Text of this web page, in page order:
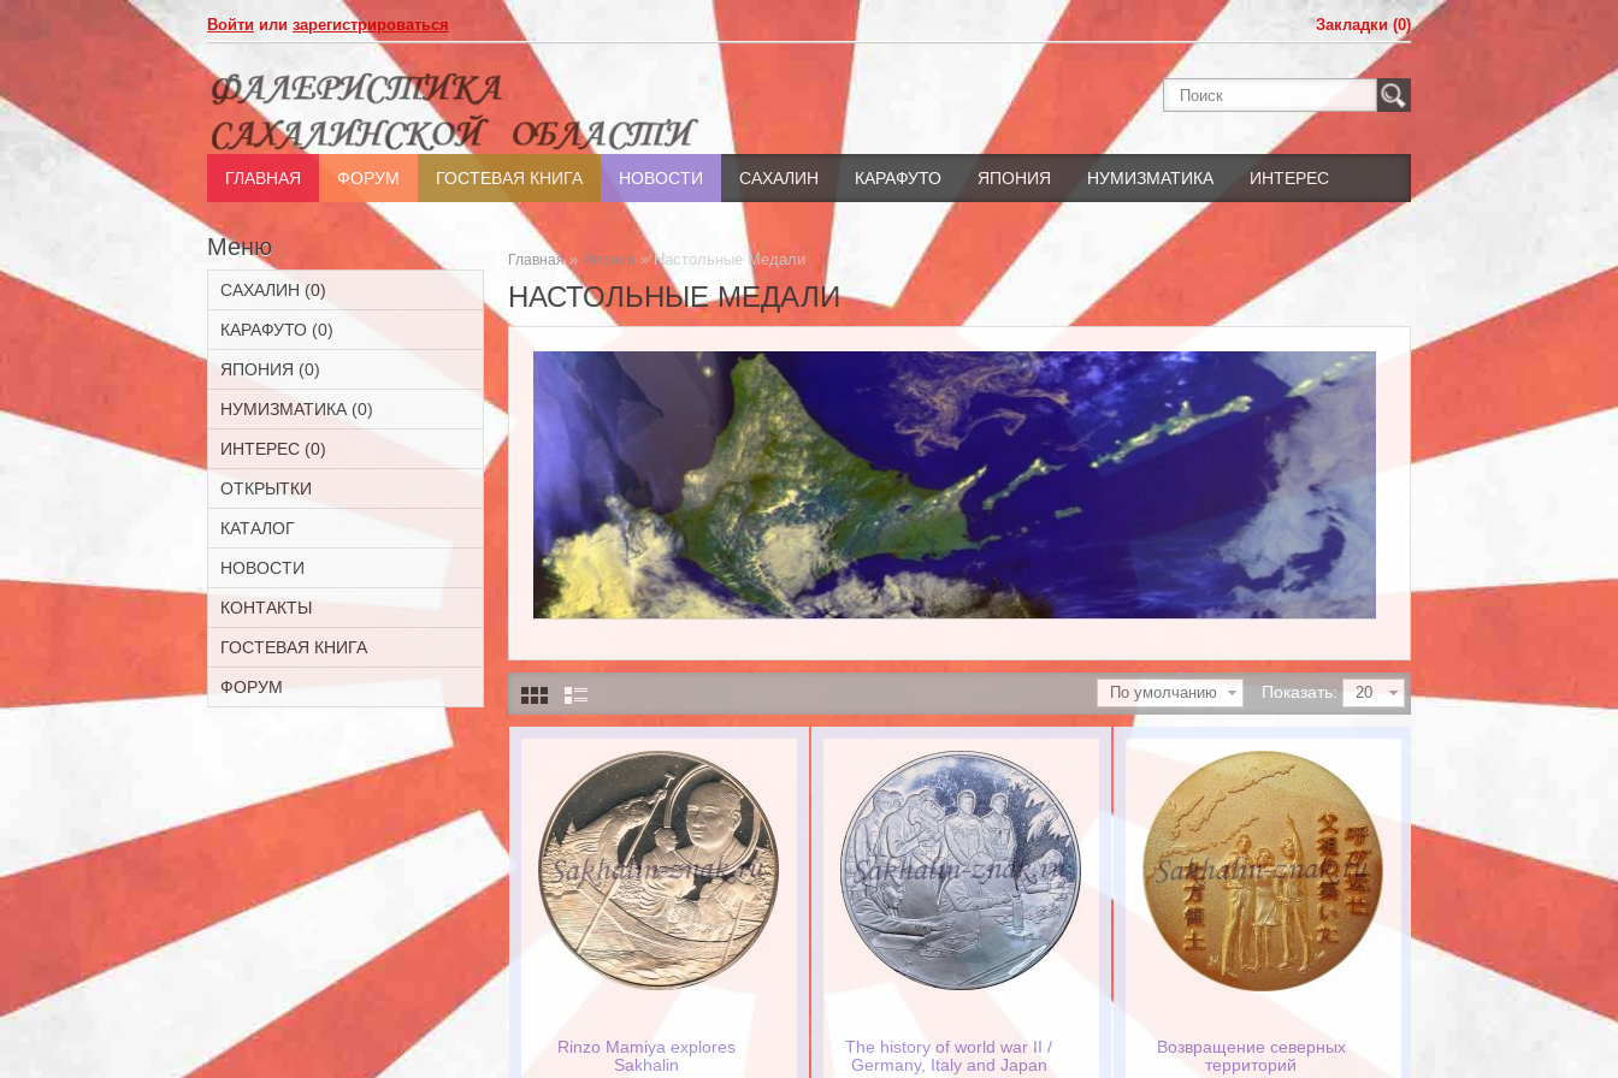
Войти или зарегистрироваться Закладки (0)
ГЛАВНАЯ ФОРУМ ГОСТЕВАЯ КНИГА НОВОСТИ САХАЛИН КАРАФУТО ЯПОНИЯ НУМИЗМАТИКА ИНТЕРЕС
Меню
САХАЛИН (0)
КАРАФУТО (0)
ЯПОНИЯ (0)
НУМИЗМАТИКА (0)
ИНТЕРЕС (0)
ОТКРЫТКИ
КАТАЛОГ
НОВОСТИ
КОНТАКТЫ
ГОСТЕВАЯ КНИГА
ФОРУМ
Главная» Япония » Настольные Медали
НАСТОЛЬНЫЕ МЕДАЛИ
Показать: 20
По умолчанию
Rinzo Mamiya explores
Sakhalin
The history of world war II /
Germany, Italy and Japan
Возвращение северных
территорий